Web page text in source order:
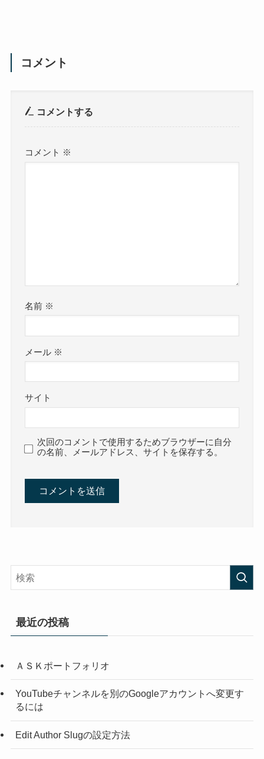
コメント
コメントする
コメント ※
名前 ※
メール ※
サイト
次回のコメントで使用するためブラウザーに自分
の名前、メールアドレス、サイトを保存する。
最近の投稿
ＡＳＫポートフォリオ
YouTubeチャンネルを別のGoogleアカウントへ変更す
るには
Edit Author Slugの設定方法